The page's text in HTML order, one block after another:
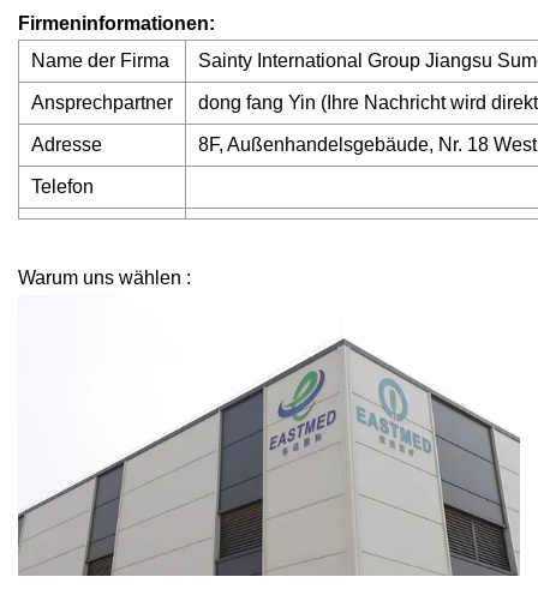
Firmeninformationen:
Name der Firma
Sainty International Group Jiangsu
Ansprechpartner dong fang Yin (Ihre Nachricht wird
Adresse 8F, Außenhandelsgebäude, Nr. 18
Telefon
Warum uns wählen :